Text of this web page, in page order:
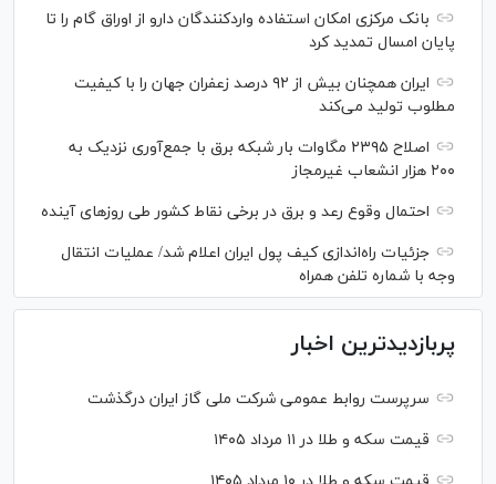
بانک مرکزی امکان استفاده واردکنندگان دارو از اوراق گام را تا
پایان امسال تمدید کرد
ایران همچنان بیش از ۹۲ درصد زعفران جهان را با کیفیت
مطلوب تولید می‌کند
اصلاح ۲۳۹۵ مگاوات بار شبکه برق با جمع‌آوری نزدیک به
۲۰۰ هزار انشعاب غیرمجاز
احتمال وقوع رعد و برق در برخی نقاط کشور طی روز‌های آینده
جزئیات راه‌اندازی کیف پول ایران اعلام شد/ عملیات انتقال
وجه با شماره تلفن همراه
پربازدیدترین اخبار
سرپرست روابط عمومی شرکت ملی گاز ایران درگذشت
قیمت سکه و طلا در ۱۱ مرداد ۱۴۰۵